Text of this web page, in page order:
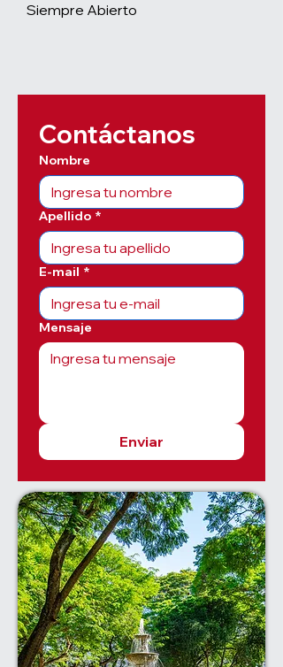
Siempre Abierto
Contáctanos
Nombre
Apellido *
E-mail *
Mensaje
Enviar